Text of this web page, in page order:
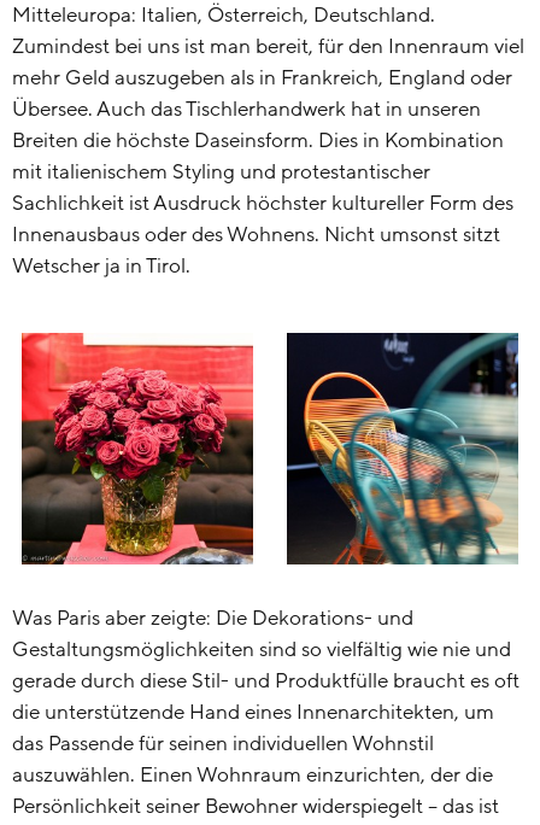
Mitteleuropa: Italien, Österreich, Deutschland.
Zumindest bei uns ist man bereit, für den Innenraum viel
mehr Geld auszugeben als in Frankreich, England oder
Übersee. Auch das Tischlerhandwerk hat in unseren
Breiten die höchste Daseinsform. Dies in Kombination
mit italienischem Styling und protestantischer
Sachlichkeit ist Ausdruck höchster kultureller Form des
Innenausbaus oder des Wohnens. Nicht umsonst sitzt
Wetscher ja in Tirol.
Was Paris aber zeigte: Die Dekorations- und
Gestaltungsmöglichkeiten sind so vielfältig wie nie und
gerade durch diese Stil- und Produktfülle braucht es oft
die unterstützende Hand eines Innenarchitekten, um
das Passende für seinen individuellen Wohnstil
auszuwählen. Einen Wohnraum einzurichten, der die
Persönlichkeit seiner Bewohner widerspiegelt – das ist